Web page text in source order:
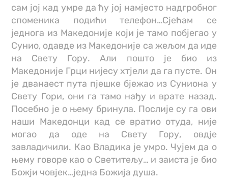
сам јој кад умре да ћу јој намјесто надгробног
споменика подићи телефон…Сјећам се
једнога из Македоније који је тамо побјегао у
Сунио, одавде из Македоније са жељом да иде
на Свету Гору. Али пошто је био из
Македоније Грци нијесу хтјели да га пусте. Он
је дванаест пута пјешке бјежао из Суниона у
Свету Гори, они га тамо нађу и врате назад.
Посебно је о њему бринула. Послије су га ови
наши Македонци кад се вратио отуда, није
могао да оде на Свету Гору, овдје
завладичили. Као Владика је умро. Чујем да о
њему говоре као о Светитељу… и заиста је био
Божји човјек…једна Божија душа.